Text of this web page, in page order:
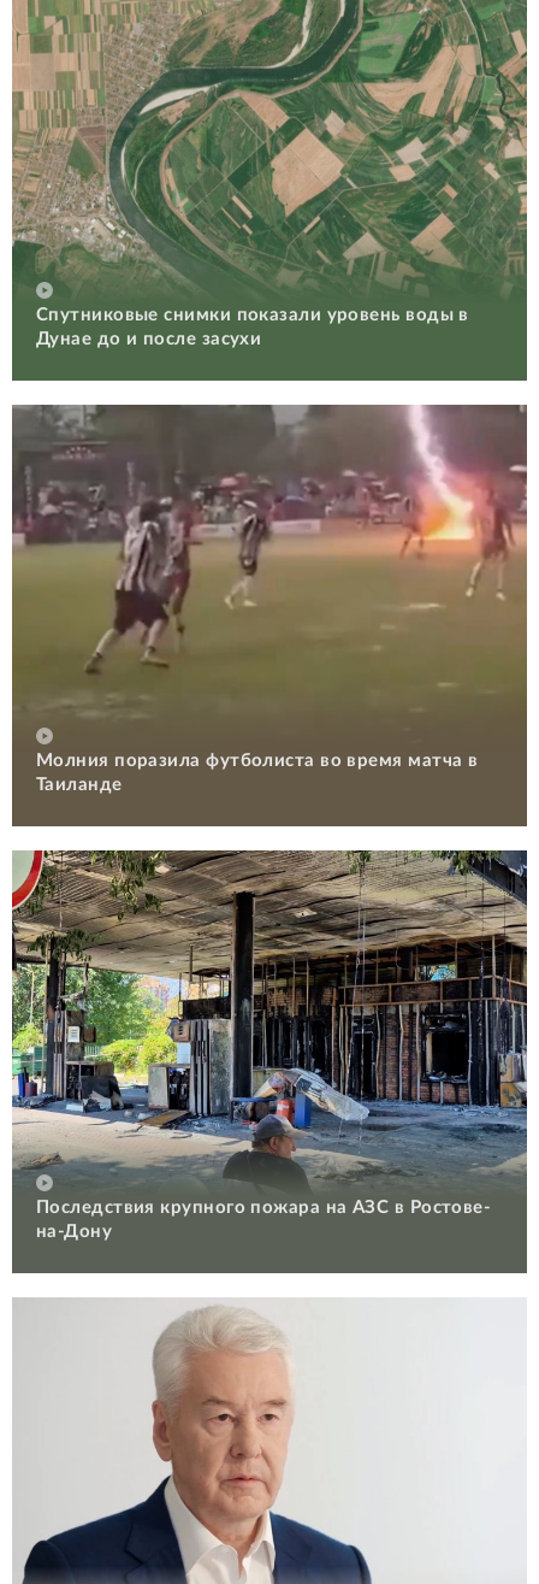
Спутниковые снимки показали уровень воды в
Дунае до и после засухи
Молния поразила футболиста во время матча в
Таиланде
Последствия крупного пожара на АЗС в Ростове-
на-Дону